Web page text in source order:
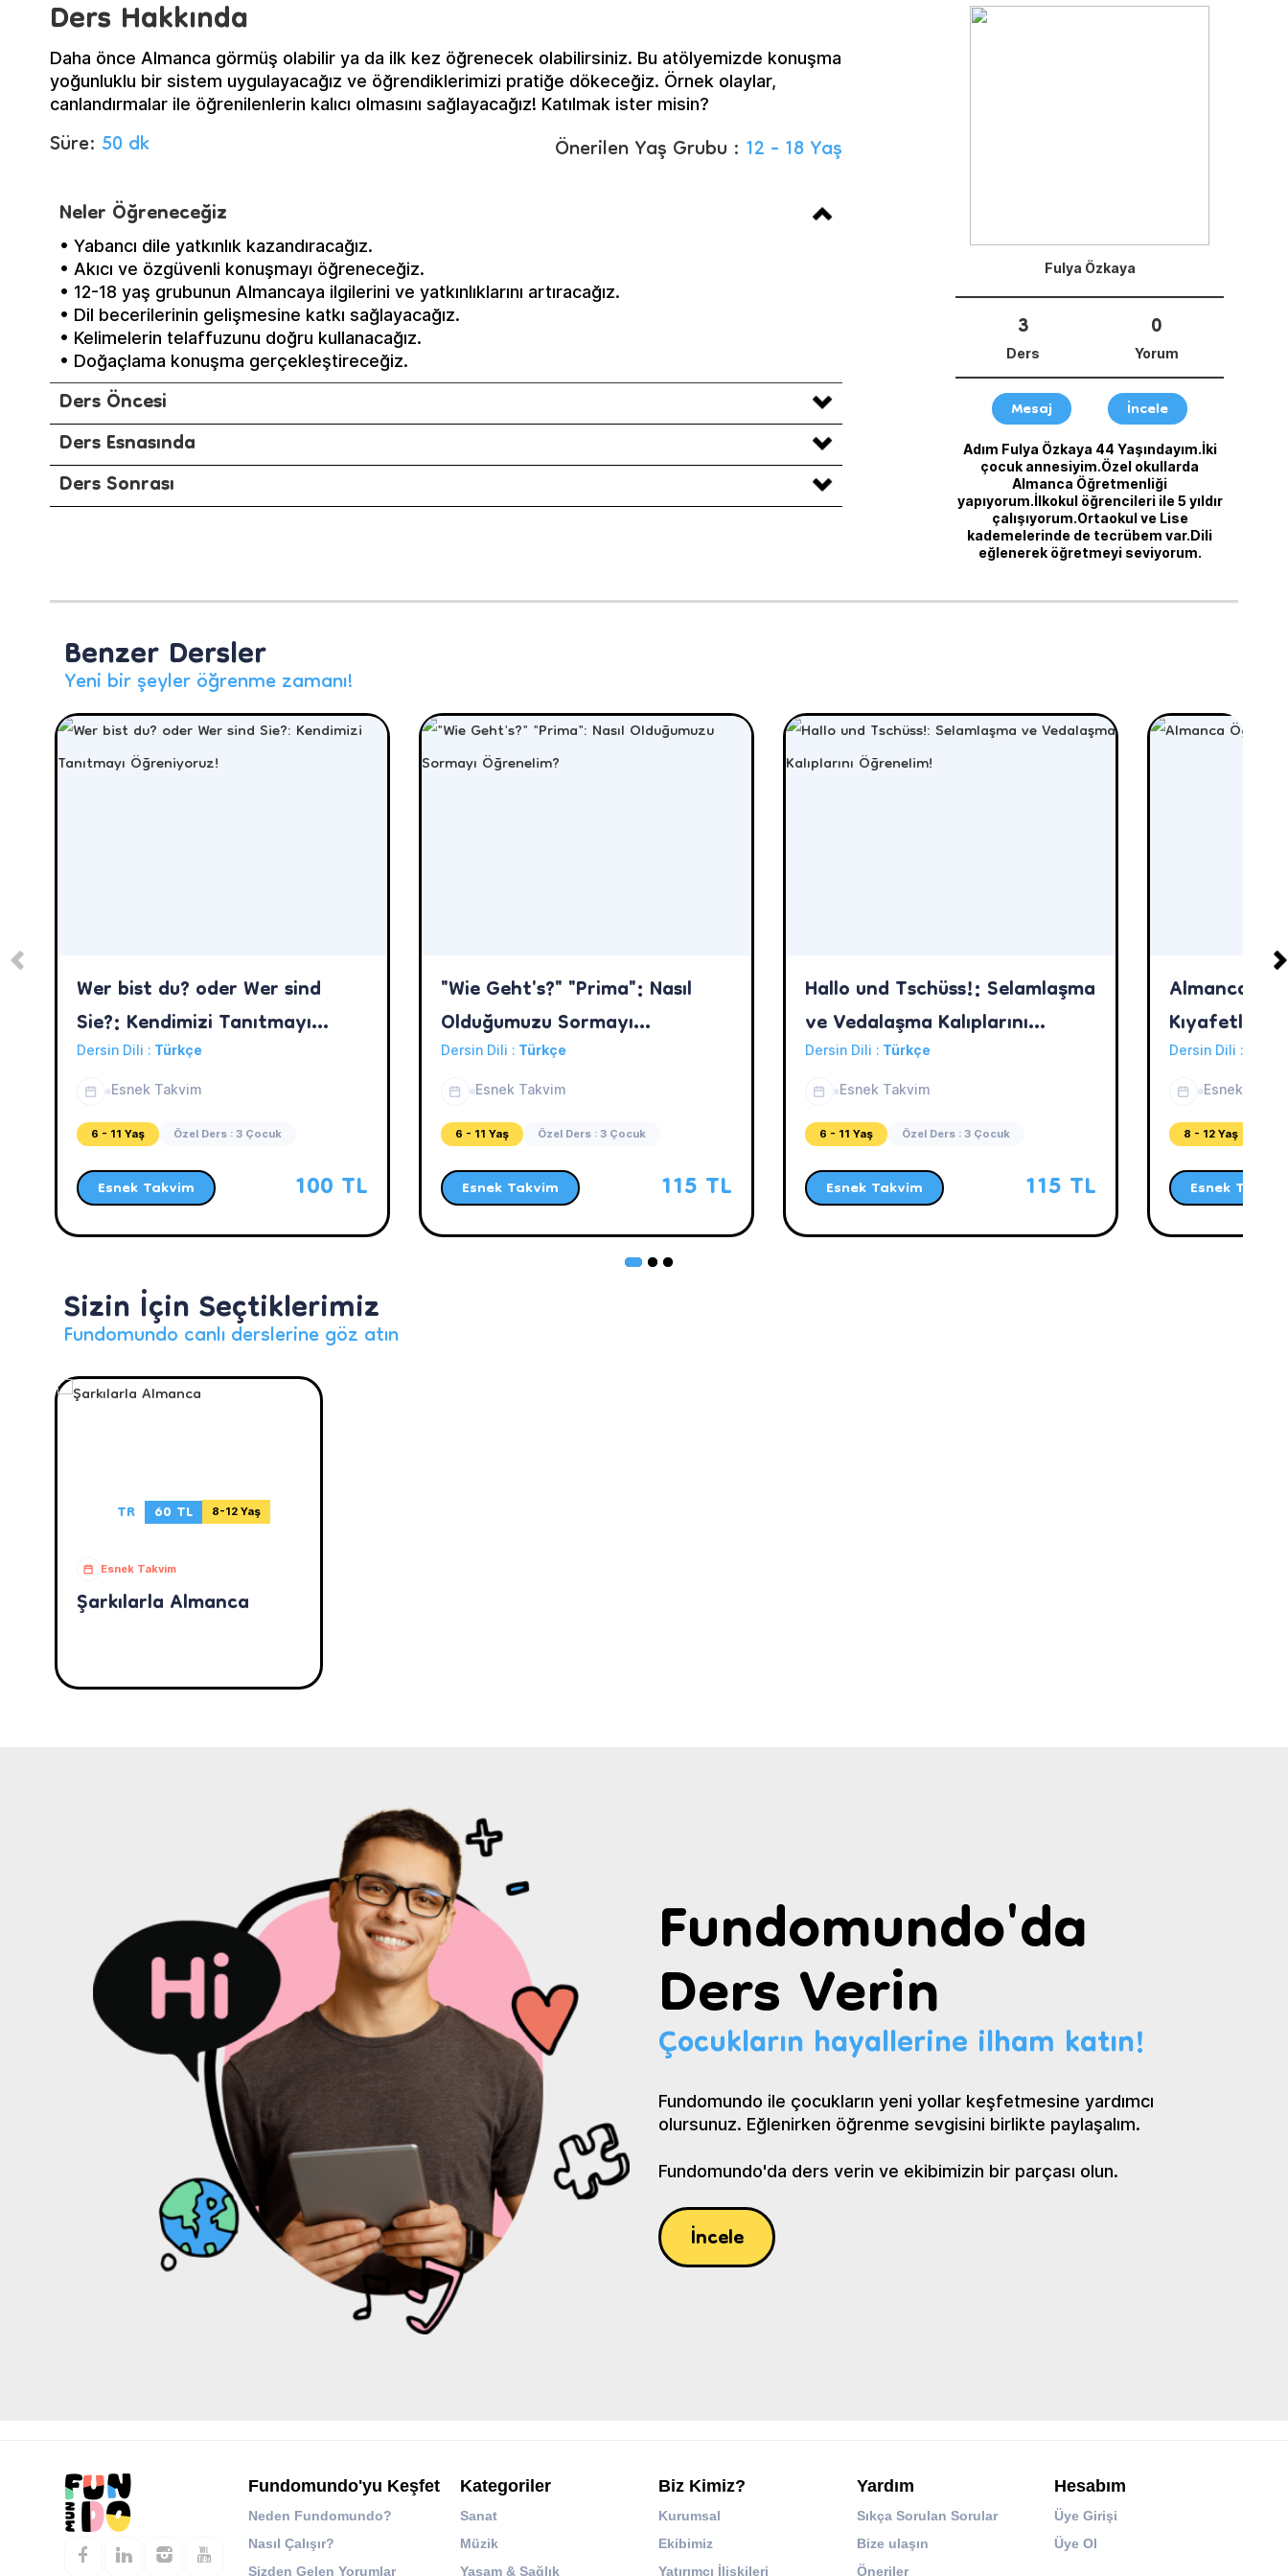
Ders Hakkında
Daha önce Almanca görmüş olabilir ya da ilk kez öğrenecek olabilirsiniz. Bu atölyemizde konuşma
yoğunluklu bir sistem uygulayacağız ve öğrendiklerimizi pratiğe dökeceğiz. Örnek olaylar,
canlandırmalar ile öğrenilenlerin kalıcı olmasını sağlayacağız! Katılmak ister misin?
Süre:50 dk Önerilen Yaş Grubu :12 - 18 Yaş
Neler Öğreneceğiz
• Yabancı dile yatkınlık kazandıracağız.
• Akıcı ve özgüvenli konuşmayı öğreneceğiz.
• 12-18 yaş grubunun Almancaya ilgilerini ve yatkınlıklarını artıracağız.
• Dil becerilerinin gelişmesine katkı sağlayacağız.
• Kelimelerin telaffuzunu doğru kullanacağız.
• Doğaçlama konuşma gerçekleştireceğiz.
Ders Öncesi
Ders Esnasında
Ders Sonrası
Fulya Özkaya
3
Ders
0
Yorum
Mesaj İncele
Adım Fulya Özkaya 44 Yaşındayım.İki
çocuk annesiyim.Özel okullarda
Almanca Öğretmenliği
yapıyorum.İlkokul öğrencileri ile 5 yıldır
çalışıyorum.Ortaokul ve Lise
kademelerinde de tecrübem var.Dili
eğlenerek öğretmeyi seviyorum.
Benzer Dersler
Yeni bir şeyler öğrenme zamanı!
Wer bist du? oder Wer sind
Sie?: Kendimizi Tanıtmayı
Öğreniyoruz!
Dersin Dili : Türkçe
Esnek Takvim
6 - 11 Yaş Özel Ders : 3 Çocuk
Esnek Takvim 100 TL
"Wie Geht's?" "Prima": Nasıl
Olduğumuzu Sormayı
Öğrenelim?
Dersin Dili : Türkçe
Esnek Takvim
6 - 11 Yaş Özel Ders : 3 Çocuk
Esnek Takvim 115 TL
Hallo und Tschüss!: Selamlaşma
ve Vedalaşma Kalıplarını
Öğrenelim!
Dersin Dili : Türkçe
Esnek Takvim
6 - 11 Yaş Özel Ders : 3 Çocuk
Esnek Takvim 115 TL
Almanca
Kıyafetleri
Dersin Dili :
Esnek
8 - 12 Yaş
Esnek Takvim
Sizin İçin Seçtiklerimiz
Fundomundo canlı derslerine göz atın
TR 60 TL 8-12 Yaş
Esnek Takvim
Şarkılarla Almanca
Fundomundo'da
Ders Verin
Çocukların hayallerine ilham katın!
Fundomundo ile çocukların yeni yollar keşfetmesine yardımcı
olursunuz. Eğlenirken öğrenme sevgisini birlikte paylaşalım.
Fundomundo'da ders verin ve ekibimizin bir parçası olun.
İncele
Fundomundo'yu Keşfet
Neden Fundomundo?
Nasıl Çalışır?
Sizden Gelen Yorumlar
Kategoriler
Sanat
Müzik
Yaşam & Sağlık
Biz Kimiz?
Kurumsal
Ekibimiz
Yatırımcı İlişkileri
Yardım
Sıkça Sorulan Sorular
Bize ulaşın
Öneriler
Hesabım
Üye Girişi
Üye Ol